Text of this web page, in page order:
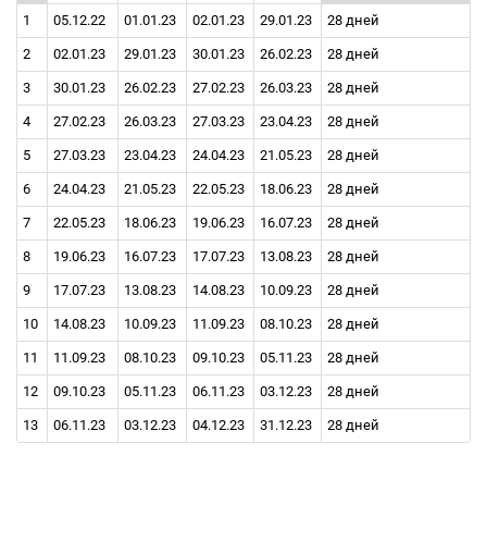
1 05.12.22 01.01.23 02.01.23 29.01.23 28 дней
2 02.01.23 29.01.23 30.01.23 26.02.23 28 дней
3 30.01.23 26.02.23 27.02.23 26.03.23 28 дней
4 27.02.23 26.03.23 27.03.23 23.04.23 28 дней
5 27.03.23 23.04.23 24.04.23 21.05.23 28 дней
6 24.04.23 21.05.23 22.05.23 18.06.23 28 дней
7 22.05.23 18.06.23 19.06.23 16.07.23 28 дней
8 19.06.23 16.07.23 17.07.23 13.08.23 28 дней
9 17.07.23 13.08.23 14.08.23 10.09.23 28 дней
10 14.08.23 10.09.23 11.09.23 08.10.23 28 дней
11 11.09.23 08.10.23 09.10.23 05.11.23 28 дней
12 09.10.23 05.11.23 06.11.23 03.12.23 28 дней
13 06.11.23 03.12.23 04.12.23 31.12.23 28 дней